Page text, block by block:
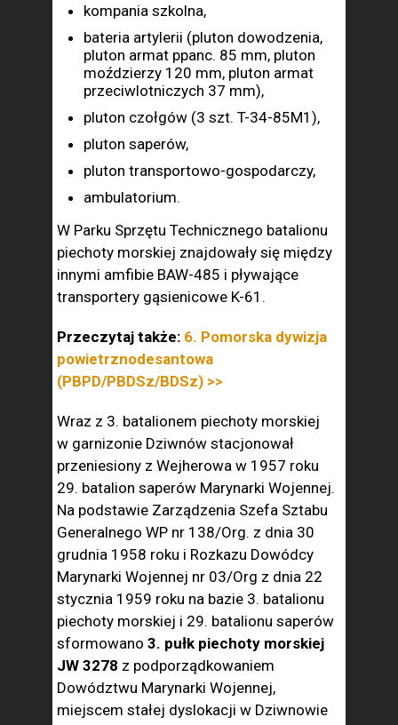
kompania szkolna,
bateria artylerii (pluton dowodzenia,
pluton armat ppanc. 85 mm, pluton
moździerzy 120 mm, pluton armat
przeciwlotniczych 37 mm),
pluton czołgów (3 szt. T-34-85M1),
pluton saperów,
pluton transportowo-gospodarczy,
ambulatorium.
W Parku Sprzętu Technicznego batalionu
piechoty morskiej znajdowały się między
innymi amfibie BAW-485 i pływające
transportery gąsienicowe K-61.
Przeczytaj także: 6. Pomorska dywizja
powietrznodesantowa
(PBPD/PBDSz/BDSz) >>
Wraz z 3. batalionem piechoty morskiej
w garnizonie Dziwnów stacjonował
przeniesiony z Wejherowa w 1957 roku
29. batalion saperów Marynarki Wojennej.
Na podstawie Zarządzenia Szefa Sztabu
Generalnego WP nr 138/Org. z dnia 30
grudnia 1958 roku i Rozkazu Dowódcy
Marynarki Wojennej nr 03/Org z dnia 22
stycznia 1959 roku na bazie 3. batalionu
piechoty morskiej i 29. batalionu saperów
sformowano 3. pułk piechoty morskiej
JW 3278 z podporządkowaniem
Dowództwu Marynarki Wojennej,
miejscem stałej dyslokacji w Dziwnowie